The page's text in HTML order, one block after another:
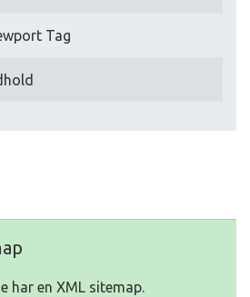
Tag
har en XML sitemap.